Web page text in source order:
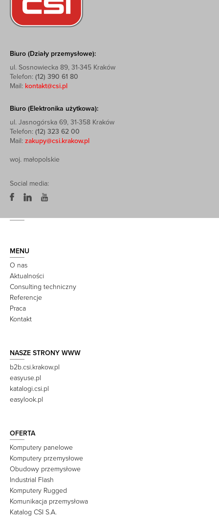
Biuro (Działy przemysłowe):
ul. Sosnowiecka 89, 31-345 Kraków
Telefon: (12) 390 61 80
Mail: kontakt@csi.pl
Biuro (Elektronika użytkowa):
ul. Jasnogórska 69, 31-358 Kraków
Telefon: (12) 323 62 00
Mail: zakupy@csi.krakow.pl
woj. małopolskie
Social media:
MENU
O nas
Aktualności
Consulting techniczny
Referencje
Praca
Kontakt
NASZE STRONY WWW
b2b.csi.krakow.pl
easyuse.pl
katalogi.csi.pl
easylook.pl
OFERTA
Komputery panelowe
Komputery przemysłowe
Obudowy przemysłowe
Industrial Flash
Komputery Rugged
Komunikacja przemysłowa
Katalog CSI S.A.